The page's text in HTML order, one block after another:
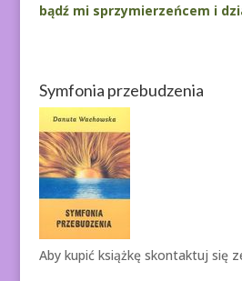
bądź mi sprzymierzeńcem i
Symfonia przebudzenia
Aby kupić książkę skontaktuj się